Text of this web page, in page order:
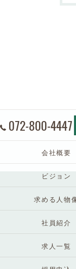
072-800-4447
会社概要
ビジョン
求める人物
社員紹介
求人一覧